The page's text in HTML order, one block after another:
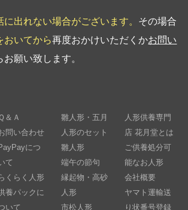
出れない場合がございます。 その場合
おいてから再度おかけいただくかお問い
お願い致します。
Ｑ＆Ａ
問い合わせ
につ
て
くらく人形
養パックに
いて
雛人形・五月
人形のセット
雛人形
端午の節句
縁起物・高砂
人形
市松人形
人形供養専門
店 花月堂とは
ご供養処分可
能なお人形
会社概要
ヤマト運輸送
り状番号登録